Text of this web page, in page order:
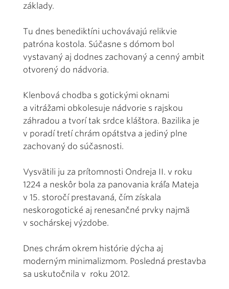
základy.
Tu dnes benediktíni uchovávajú relikvie
patróna kostola. Súčasne s dómom bol
vystavaný aj dodnes zachovaný a cenný ambit
otvorený do nádvoria.
Klenbová chodba s gotickými oknami
a vitrážami obkolesuje nádvorie s rajskou
záhradou a tvorí tak srdce kláštora. Bazilika je
v poradí tretí chrám opátstva a jediný plne
zachovaný do súčasnosti.
Vysvätili ju za prítomnosti Ondreja II. v roku
1224 a neskôr bola za panovania kráľa Mateja
v 15. storočí prestavaná, čím získala
neskorogotické aj renesančné prvky najmä
v sochárskej výzdobe.
Dnes chrám okrem histórie dýcha aj
moderným minimalizmom. Posledná prestavba
sa uskutočnila v roku 2012.